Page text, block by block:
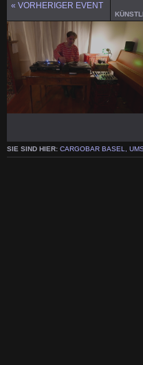
« VORHERIGER EVENT
SIE SIND HIER: CARGOBAR BASEL,